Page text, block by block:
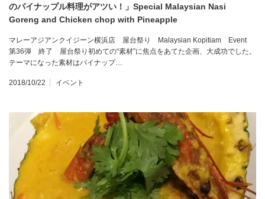
のパイナップル料理がアツい！」Special Malaysian Nasi
Goreng and Chicken chop with Pineapple
マレーアジアンクイジーン横浜店 屋台祭り Malaysian Kopitiam Event
第36弾 終了 屋台祭り初めての“素材”に焦点をあてた企画、大成功でした。
テーマになった素材はパイナップ…
2018/10/22 イベント